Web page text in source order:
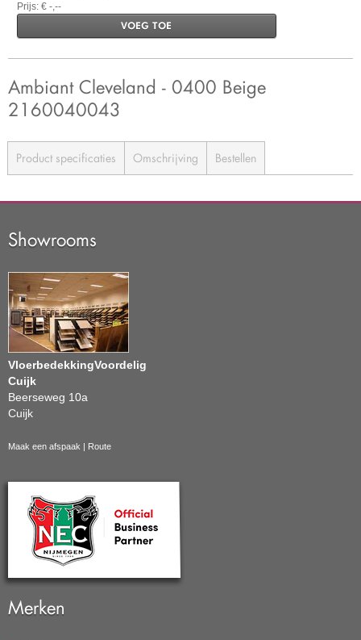
Prijs: € -,--
VOEG TOE
Ambiant Cleveland - 0400 Beige
2160040043
Product specificaties Omschrijving Bestellen
Showrooms
VloerbedekkingVoordelig
Cuijk
Beerseweg 10a
Cuijk
Maak een afspaak Route
Merken